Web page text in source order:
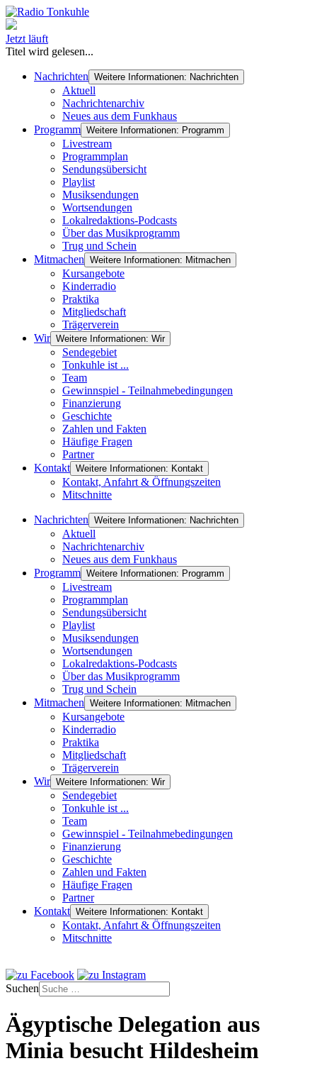
Jetzt läuft
Titel wird gelesen...
Nachrichten Weitere Informationen: Nachrichten
Aktuell
Nachrichtenarchiv
Neues aus dem Funkhaus
Programm Weitere Informationen: Programm
Livestream
Programmplan
Sendungsübersicht
Playlist
Musiksendungen
Wortsendungen
Lokalredaktions-Podcasts
Über das Musikprogramm
Trug und Schein
Mitmachen Weitere Informationen: Mitmachen
Kursangebote
Kinderradio
Praktika
Mitgliedschaft
Trägerverein
Wir Weitere Informationen: Wir
Sendegebiet
Tonkuhle ist ...
Team
Gewinnspiel - Teilnahmebedingungen
Finanzierung
Geschichte
Zahlen und Fakten
Häufige Fragen
Partner
Kontakt Weitere Informationen: Kontakt
Kontakt, Anfahrt & Öffnungszeiten
Mitschnitte
Nachrichten Weitere Informationen: Nachrichten
Aktuell
Nachrichtenarchiv
Neues aus dem Funkhaus
Programm Weitere Informationen: Programm
Livestream
Programmplan
Sendungsübersicht
Playlist
Musiksendungen
Wortsendungen
Lokalredaktions-Podcasts
Über das Musikprogramm
Trug und Schein
Mitmachen Weitere Informationen: Mitmachen
Kursangebote
Kinderradio
Praktika
Mitgliedschaft
Trägerverein
Wir Weitere Informationen: Wir
Sendegebiet
Tonkuhle ist ...
Team
Gewinnspiel - Teilnahmebedingungen
Finanzierung
Geschichte
Zahlen und Fakten
Häufige Fragen
Partner
Kontakt Weitere Informationen: Kontakt
Kontakt, Anfahrt & Öffnungszeiten
Mitschnitte
Suchen
Ägyptische Delegation aus
Minia besucht Hildesheim